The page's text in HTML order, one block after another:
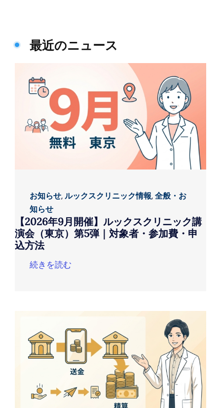
最近のニュース
お知らせ,ルックスクリニック情報,全般・お
知らせ
【2026年9月開催】ルックスクリニック講
演会（東京）第5弾｜対象者・参加費・申
込方法
続きを読む